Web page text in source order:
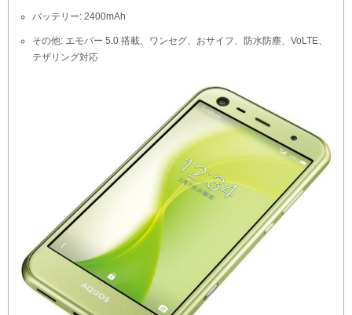
バッテリー: 2400mAh
その他: エモパー 5.0 搭載、ワンセグ、おサイフ、防水防塵、VoLTE、
テザリング対応